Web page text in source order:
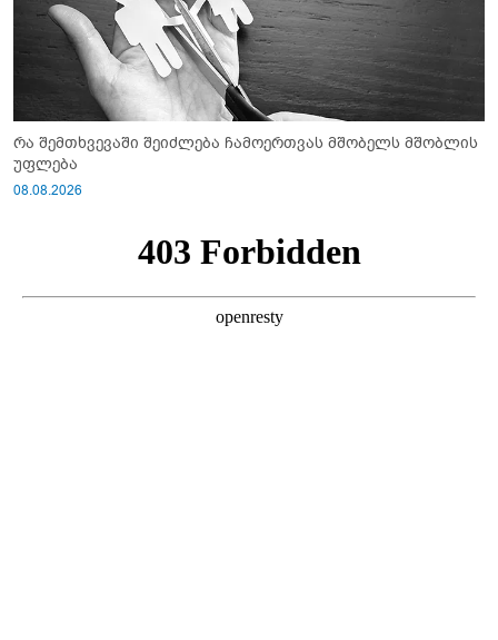
რა შემთხვევაში შეიძლება ჩამოერთვას მშობელს მშობლის
უფლება
08.08.2026